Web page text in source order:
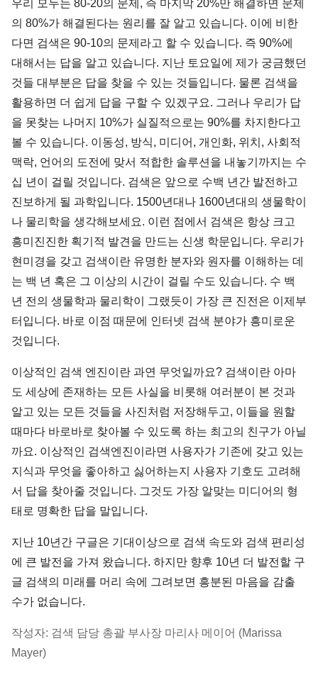
우리 모두는 80-20의 문제, 즉 마지막 20%만 해결하면 문제
의 80%가 해결된다는 원리를 잘 알고 있습니다. 이에 비한
다면 검색은 90-10의 문제라고 할 수 있습니다. 즉 90%에
대해서는 답을 알고 있습니다. 지난 토요일에 제가 궁금했던
것들 대부분은 답을 찾을 수 있는 것들입니다. 물론 검색을
활용하면 더 쉽게 답을 구할 수 있겠구요. 그러나 우리가 답
을 못찾는 나머지 10%가 실질적으로는 90%를 차지한다고
볼 수 있습니다. 이동성, 방식, 미디어, 개인화, 위치, 사회적
맥락, 언어의 도전에 맞서 적합한 솔루션을 내놓기까지는 수
십 년이 걸릴 것입니다. 검색은 앞으로 수백 년간 발전하고
진보하게 될 과학입니다. 1500년대나 1600년대의 생물학이
나 물리학을 생각해보세요. 이런 점에서 검색은 항상 크고
흥미진진한 획기적 발견을 만드는 신생 학문입니다. 우리가
현미경을 갖고 검색이란 유명한 분자와 원자를 이해하는 데
는 백 년 혹은 그 이상의 시간이 걸릴 수도 있습니다. 수 백
년 전의 생물학과 물리학이 그랬듯이 가장 큰 진전은 이제부
터입니다. 바로 이점 때문에 인터넷 검색 분야가 흥미로운
것입니다.
이상적인 검색 엔진이란 과연 무엇일까요? 검색이란 아마
도 세상에 존재하는 모든 사실을 비롯해 여러분이 본 것과
알고 있는 모든 것들을 사진처럼 저장해두고, 이들을 원할
때마다 바로바로 찾아볼 수 있도록 하는 최고의 친구가 아닐
까요. 이상적인 검색엔진이라면 사용자가 기존에 갖고 있는
지식과 무엇을 좋아하고 싫어하는지 사용자 기호도 고려해
서 답을 찾아줄 것입니다. 그것도 가장 알맞는 미디어의 형
태로 명확한 답을 말입니다.
지난 10년간 구글은 기대이상으로 검색 속도와 검색 편리성
에 큰 발전을 가져 왔습니다. 하지만 향후 10년 더 발전할 구
글 검색의 미래를 머리 속에 그려보면 흥분된 마음을 감출
수가 없습니다.
작성자: 검색 담당 총괄 부사장 마리사 메이어 (Marissa
Mayer)